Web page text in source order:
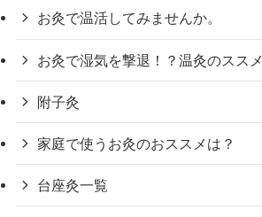
お灸で温活してみませんか。
お灸で湿気を撃退！？温灸のススメ
附子灸
家庭で使うお灸のおススメは？
台座灸一覧